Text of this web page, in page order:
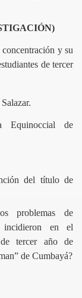
y su
de tercer
Equinoccial de
del título de
problemas de
incidieron en el
de tercer año de
de Cumbayá?